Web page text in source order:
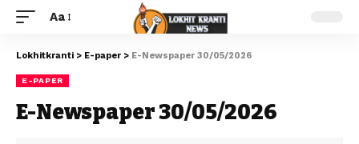
Aa
Lokhitkranti > E-paper > E-Newspaper 30/05/2026
E-PAPER
E-Newspaper 30/05/2026